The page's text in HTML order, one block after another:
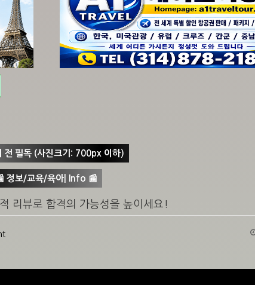
전 필독 (사진크기: 700px 이하)
정보/교육/육아| Info 📰
리뷰로 합격의 가능성을 높이세요!